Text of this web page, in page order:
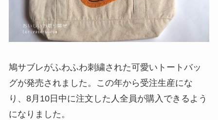
鳩サブレがふわふわ刺繍された可愛いトートバッ
グが発売されました。この年から受注生産にな
り、8月10日中に注文した人全員が購入できるよう
になりました。